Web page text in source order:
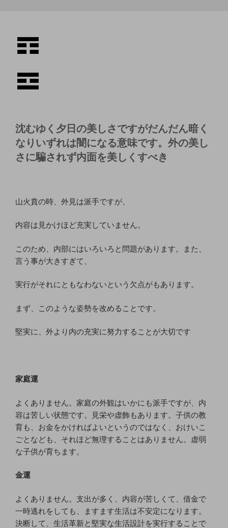
沈むゆく夕日の美しさですがだんだん暗く
なりいずれは闇になる意味です。外の美し
さに騙されず内面を美しくすべき
山火賁の時、外見は派手ですが、
内容は見かけほど充実していません。
このため、内部にはいろいろと問題があります。また、
言う事が大きすぎて、
実行がそれにともなわないという欠点がもあります。
まず、このような姿勢を改めることです。
堅実に、外より内の充実に努力することが大切です
家庭運
よくありません。家庭の外観はいかにも派手ですが、内
容は苦しい状態です。見栄や虚飾もあります。子供の教
育も、お金をかければよいというのではなく、おけいこ
ごとなども、それほど無理することはありません。虚弱
な子供が育ちます。
金運
よくありません。支出が多く、内容が苦しくて、借金で
一時逃れをしても、ますます生活は不安定になります。
決断して、生活革新と堅実な生活設計を実行することで